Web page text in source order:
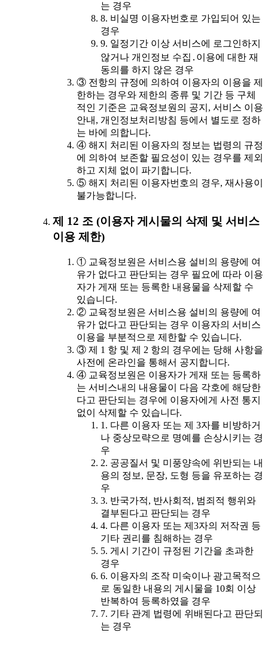
는 경우
8. 비실명 이용자번호로 가입되어 있는
경우
9. 일정기간 이상 서비스에 로그인하지
않거나 개인정보 수집․이용에 대한 재
동의를 하지 않은 경우
③ 전항의 규정에 의하여 이용자의 이용을 제
한하는 경우와 제한의 종류 및 기간 등 구체
적인 기준은 교육정보원의 공지, 서비스 이용
안내, 개인정보처리방침 등에서 별도로 정하
는 바에 의합니다.
④ 해지 처리된 이용자의 정보는 법령의 규정
에 의하여 보존할 필요성이 있는 경우를 제외
하고 지체 없이 파기합니다.
⑤ 해지 처리된 이용자번호의 경우, 재사용이
불가능합니다.
제 12 조 (이용자 게시물의 삭제 및 서비스
이용 제한)
① 교육정보원은 서비스용 설비의 용량에 여
유가 없다고 판단되는 경우 필요에 따라 이용
자가 게재 또는 등록한 내용물을 삭제할 수
있습니다.
② 교육정보원은 서비스용 설비의 용량에 여
유가 없다고 판단되는 경우 이용자의 서비스
이용을 부분적으로 제한할 수 있습니다.
③ 제 1 항 및 제 2 항의 경우에는 당해 사항을
사전에 온라인을 통해서 공지합니다.
④ 교육정보원은 이용자가 게재 또는 등록하
는 서비스내의 내용물이 다음 각호에 해당한
다고 판단되는 경우에 이용자에게 사전 통지
없이 삭제할 수 있습니다.
1. 다른 이용자 또는 제 3자를 비방하거
나 중상모략으로 명예를 손상시키는 경
우
2. 공공질서 및 미풍양속에 위반되는 내
용의 정보, 문장, 도형 등을 유포하는 경
우
3. 반국가적, 반사회적, 범죄적 행위와
결부된다고 판단되는 경우
4. 다른 이용자 또는 제3자의 저작권 등
기타 권리를 침해하는 경우
5. 게시 기간이 규정된 기간을 초과한
경우
6. 이용자의 조작 미숙이나 광고목적으
로 동일한 내용의 게시물을 10회 이상
반복하여 등록하였을 경우
7. 기타 관계 법령에 위배된다고 판단되
는 경우